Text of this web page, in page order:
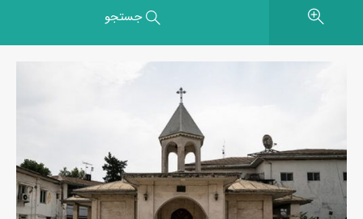
جستجو